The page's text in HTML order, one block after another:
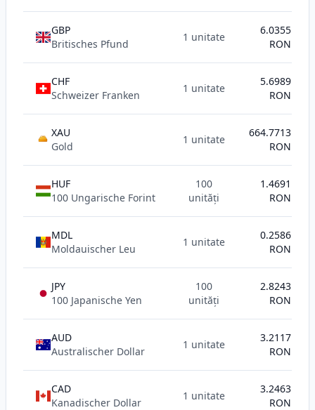
GBP
Britisches Pfund
1 unitate
6.0355
RON
CHF
Schweizer Franken
1 unitate
5.6989
RON
AU
XAU
Gold
1 unitate
664.7713
RON
HUF
100 Ungarische Forint
100
unități
1.4691
RON
MDL
Moldauischer Leu
1 unitate
0.2586
RON
JPY
100 Japanische Yen
100
unități
2.8243
RON
AUD
Australischer Dollar
1 unitate
3.2117
RON
CAD
Kanadischer Dollar
1 unitate
3.2463
RON